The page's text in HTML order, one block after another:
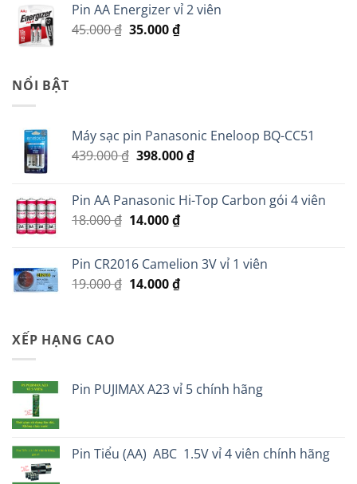
70.000 ₫.là:
60.000 ₫.
Pin AA Energizer vỉ 2 viên
45.000₫ Giá
35.000₫Giá
NỔI BẬT
Máy sạc pin Panasonic Eneloop BQ-CC51
439.000₫ Giá
439.000 ₫.
398.000₫Giá
là:
Pin AA Panasonic Hi-Top Carbon gói 4 viên
18.000₫ Giá
18.000 ₫.
14.000₫Giá
là:
14.000 ₫.
Pin CR2016 Camelion 3V vỉ 1 viên
19.000₫ Giá
14.000₫Giá
XẾP HẠNG CAO
Pin PUJIMAX A23 vỉ 5 chính hãng
Pin Tiểu (AA) ABC 1.5V vỉ 4 viên chính hãng